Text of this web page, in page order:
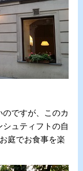
ですが、このカ
ュティフトの自
庭でお食事を楽